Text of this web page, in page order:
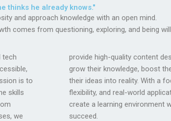
thinks he already knows."
and approach knowledge with an open mind.
comes from questioning, exploring, and being
tech
is to
skills
we
turn
to
succeed.